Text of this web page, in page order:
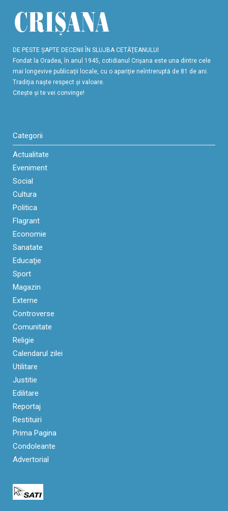
DE PESTE ŞAPTE DECENII ÎN SLUJBA CETĂŢEANULUI
Fondat la Oradea, în anul 1945, cotidianul Crişana este una dintre cele
mai longevive publicaţii locale, cu o apariţie neîntreruptă de 81 de ani.
Tradiţia naşte respect şi valoare.
Citeşte şi te vei convinge!
Categorii
Actualitate
Eveniment
Social
Cultura
Politica
Flagrant
Economie
Sanatate
Educaţie
Sport
Magazin
Externe
Controverse
Comunitate
Religie
Calendarul zilei
Utilitare
Justitie
Edilitare
Reportaj
Restituiri
Prima Pagina
Condoleante
Advertorial